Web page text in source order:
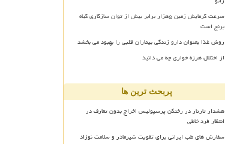
سرعت گرمایش زمین ۵هزار برابر بیش از توان سازگاری گیاه
برنج است
روش غذا بعنوان دارو زندگی بیماران قلبی را بهبود می بخشد
از اختلال هرزه خواری چه می دانید
پربحث ترین ها
هشدار تارتار در رختکن پرسپولیس اخراج بدون تعارف در
انتظار فرد خاطی
سفارش های طب ایرانی برای تقویت شیرمادر و سلامت نوزاد